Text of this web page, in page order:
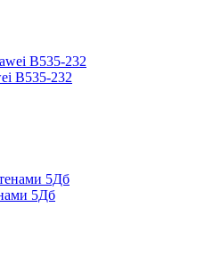
B535-232
5Дб